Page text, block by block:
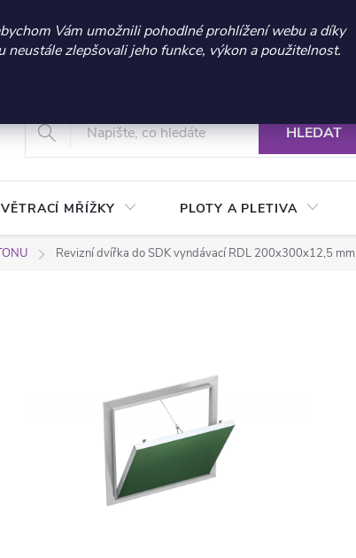
sleva 300 Kč při nákupu nad 3.000 Kč | Platnost do
Vám umožnili pohodlné prohlížení webu a díky
neustále zlepšovali jeho funkce, výkon a použitelnost.
+420 604 269 200
Vrácení a reklamace zboží Podmínky ochrany osobních údajů
HLEDAT
VĚTRACÍ MŘÍŽKY PLOTY A PLETIVA
Revizní dvířka do SDK vyndávací RDL 200x300x12,5 mm